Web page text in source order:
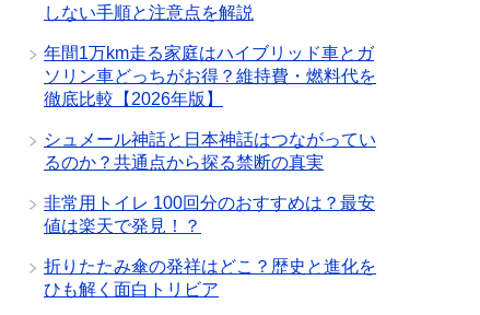
しない手順と注意点を解説
年間1万km走る家庭はハイブリッド車とガ
ソリン車どっちがお得？維持費・燃料代を
徹底比較【2026年版】
シュメール神話と日本神話はつながってい
るのか？共通点から探る禁断の真実
非常用トイレ 100回分のおすすめは？最安
値は楽天で発見！？
折りたたみ傘の発祥はどこ？歴史と進化を
ひも解く面白トリビア